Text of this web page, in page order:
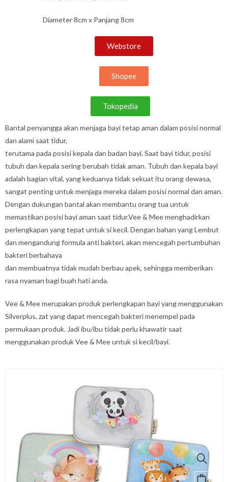
Diameter 8cm x Panjang 8cm
Webstore
Shopee
Tokopedia
Bantal penyangga akan menjaga bayi tetap aman dalam posisi normal
dan alami saat tidur,
terutama pada posisi kepala dan badan bayi. Saat bayi tidur, posisi
tubuh dan kepala sering berubah tidak aman. Tubuh dan kepala bayi
adalah bagian vital, yang keduanya tidak sekuat itu orang dewasa,
sangat penting untuk menjaga mereka dalam posisi normal dan aman.
Dengan dukungan bantal akan membantu orang tua untuk
memastikan posisi bayi aman saat tidur.Vee & Mee menghadirkan
perlengkapan yang tepat untuk si kecil. Dengan bahan yang Lembut
dan mengandung formula anti bakteri, akan mencegah pertumbuhan
bakteri berbahaya
dan membuatnya tidak mudah berbau apek, sehingga memberikan
rasa nyaman bagi buah hati anda.
Vee & Mee merupakan produk perlengkapan bayi yang menggunakan
Silverplus, zat yang dapat mencegah bakteri menempel pada
permukaan produk. Jadi ibu/ibu tidak perlu khawatir saat
menggunakan produk Vee & Mee untuk si kecil/bayi.